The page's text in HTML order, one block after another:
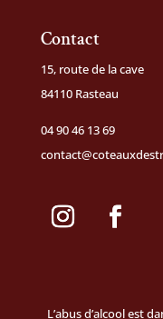
Contact
15, route de la cave
84110 Rasteau
04 90 46 13 69
L’abus d’alcool est